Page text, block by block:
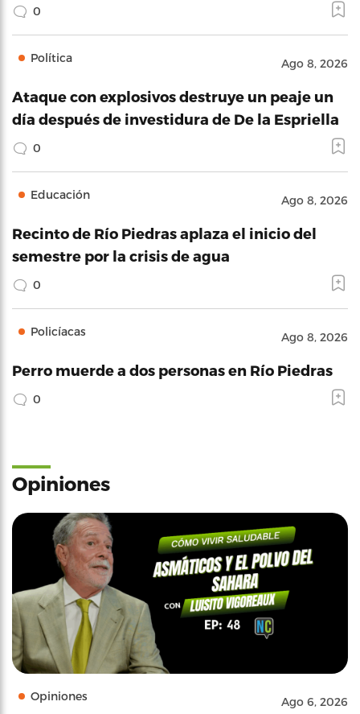
0
Política Ago 8, 2026
Ataque con explosivos destruye un peaje un
día después de investidura de De la Espriella
0
Educación Ago 8, 2026
Recinto de Río Piedras aplaza el inicio del
semestre por la crisis de agua
0
Policíacas Ago 8, 2026
Perro muerde a dos personas en Río Piedras
0
Opiniones
Opiniones Ago 6, 2026